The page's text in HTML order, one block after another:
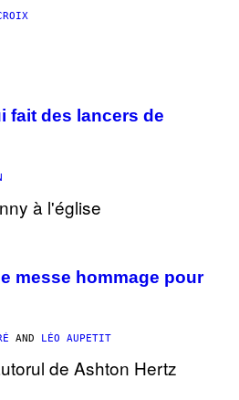
fait des lancers de
messe hommage pour
AND LÉO AUPETIT